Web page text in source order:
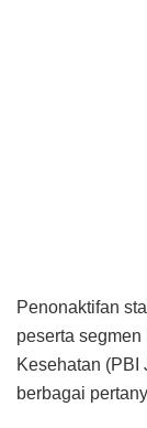
Penonaktifan
peserta
Kesehatan (PBI
berbagai